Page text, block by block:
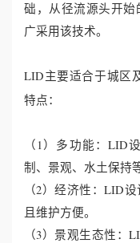
础，从径流源头开
广采用该技术。
LID主要适合于城区
特点：
（1）多功能：LID
制、景观、水土保持
（2）经济性：LID
且维护方便。
（3）景观生态性：